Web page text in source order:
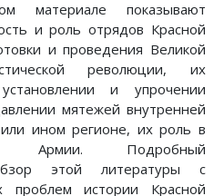
материале показывают
и роль отрядов Красной
и проведения Великой
революции, их
и упрочении
мятежей внутренней
ином регионе, их роль в
Армии. Подробный
этой литературы с
проблем истории Красной